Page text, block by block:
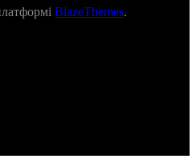
BlazeThemes.